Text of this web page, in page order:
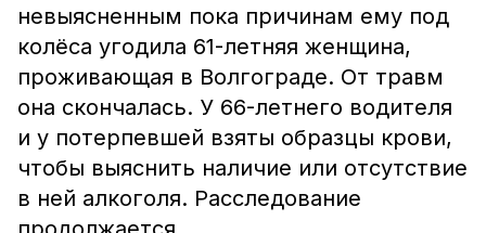
невыясненным пока причинам ему под
колёса угодила 61-летняя женщина,
проживающая в Волгограде. От травм
она скончалась. У 66-летнего водителя
и у потерпевшей взяты образцы крови,
чтобы выяснить наличие или отсутствие
в ней алкоголя. Расследование